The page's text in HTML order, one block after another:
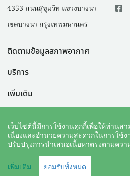
4353 ถนนสุขุมวิท แขวงบางนา
เขตบางนา กรุงเทพมหานคร
ติดตามข้อมูลสภาพอากาศ
บริการ
เพิ่มเติม
คำสงวนลิขสิทธิ์
เว็บไซต์นี้มีการใช้งานคุกกี้เพื่อให้ท่านส
เนื่องและอำนวยความสะดวกในการใช้ง
ปรับปรุงการนำเสนอเนื้อหาตรงตามคว
เพิ่มเติม ยอมรับทั้งหมด